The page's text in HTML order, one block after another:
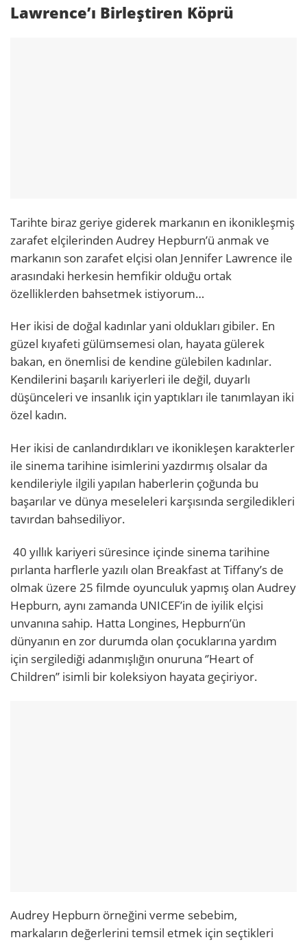
Lawrence’ı Birleştiren Köprü
Tarihte biraz geriye giderek markanın en ikonikleşmiş
zarafet elçilerinden Audrey Hepburn’ü anmak ve
markanın son zarafet elçisi olan Jennifer Lawrence ile
arasındaki herkesin hemfikir olduğu ortak
özelliklerden bahsetmek istiyorum…
Her ikisi de doğal kadınlar yani oldukları gibiler. En
güzel kıyafeti gülümsemesi olan, hayata gülerek
bakan, en önemlisi de kendine gülebilen kadınlar.
Kendilerini başarılı kariyerleri ile değil, duyarlı
düşünceleri ve insanlık için yaptıkları ile tanımlayan iki
özel kadın.
Her ikisi de canlandırdıkları ve ikonikleşen karakterler
ile sinema tarihine isimlerini yazdırmış olsalar da
kendileriyle ilgili yapılan haberlerin çoğunda bu
başarılar ve dünya meseleleri karşısında sergiledikleri
tavırdan bahsediliyor.
40 yıllık kariyeri süresince içinde sinema tarihine
pırlanta harflerle yazılı olan Breakfast at Tiffany’s de
olmak üzere 25 filmde oyunculuk yapmış olan Audrey
Hepburn, aynı zamanda UNICEF’in de iyilik elçisi
unvanına sahip. Hatta Longines, Hepburn’ün
dünyanın en zor durumda olan çocuklarına yardım
için sergilediği adanmışlığın onuruna ‘’Heart of
Children’’ isimli bir koleksiyon hayata geçiriyor.
Audrey Hepburn örneğini verme sebebim,
markaların değerlerini temsil etmek için seçtikleri